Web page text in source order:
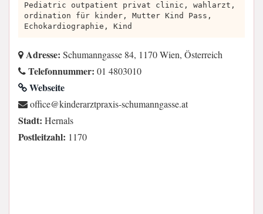
Pediatric outpatient privat clinic, wahlarzt,
ordination für kinder, Mutter Kind Pass,
Echokardiographie, Kind
Adresse: Schumanngasse 84, 1170 Wien, Österreich
Telefonnummer: 01 4803010
Webseite
ta.essagnnamuhcs-sixarptzrarednik@eciffo
Stadt: Hernals
Postleitzahl: 1170